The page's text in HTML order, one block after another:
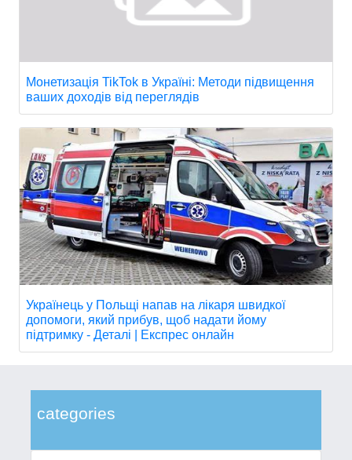
categories
Монетизація TikTok в Україні: Методи підвищення
ваших доходів від переглядів
Українець у Польщі напав на лікаря швидкої
допомоги, який прибув, щоб надати йому
підтримку - Деталі | Експрес онлайн